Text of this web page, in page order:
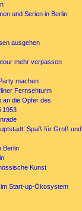
und Serien in Berlin
ausgehen
mehr verpassen
machen
Fernsehturm
an die Opfer des
1953
Spaß für Groß und
Berlin
Kunst
Start-up-Ökosystem